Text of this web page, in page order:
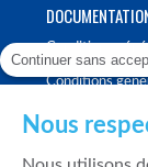
Conditions
Conditions
Continuer sans
Nous